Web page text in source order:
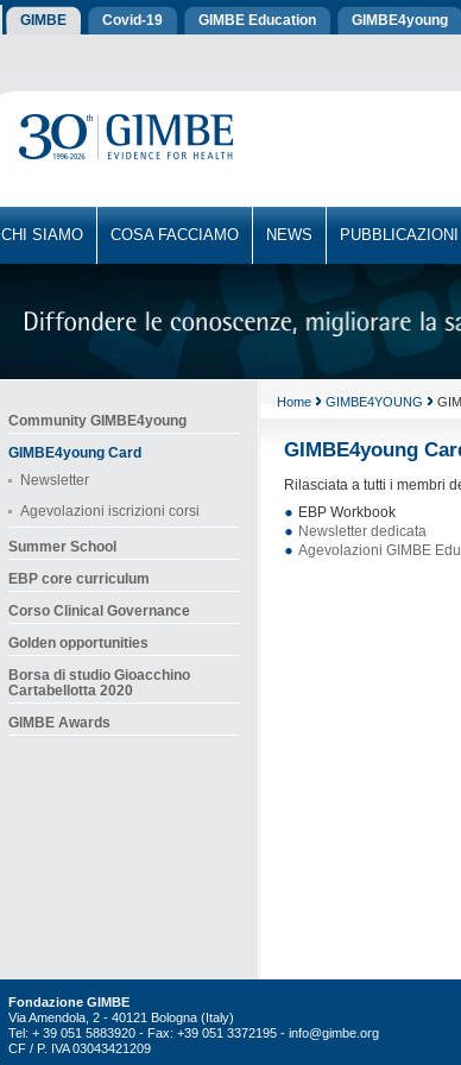
GIMBE Covid-19 GIMBE Education GIMBE4young
CHI SIAMO COSA FACCIAMO NEWS PUBBLICAZIONI
Community GIMBE4young
GIMBE4young Card
Newsletter
Agevolazioni iscrizioni corsi
Summer School
EBP core curriculum
Corso Clinical Governance
Golden opportunities
Borsa di studio Gioacchino
Cartabellotta 2020
GIMBE Awards
Home GIMBE4YOUNG
GIMBE4young
Rilasciata a tutti i membri
EBP Workbook
Newsletter dedicata
Agevolazioni GIMBE
Fondazione GIMBE
Via Amendola, 2 - 40121 Bologna (Italy)
Tel: + 39 051 5883920 - Fax: +39 051 3372195 - info@gimbe.org
CF / P. IVA 03043421209